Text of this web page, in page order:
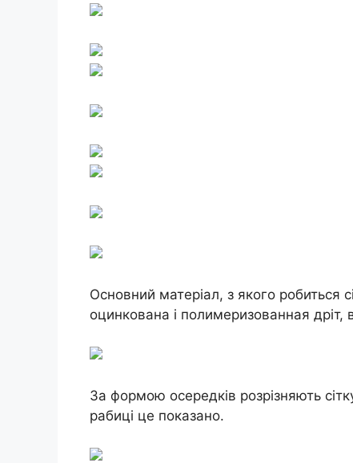
Основний матеріал, з якого робиться
оцинкована і полимеризованная дріт,
За формою осередків розрізняють
рабиці це показано.